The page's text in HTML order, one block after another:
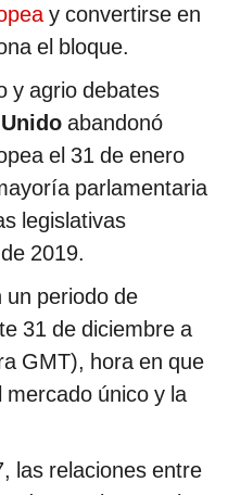
y convertirse en
el bloque.
y agrio debates
abandonó
el 31 de enero
parlamentaria
legislativas
2019.
periodo de
31 de diciembre a
GMT), hora en que
único y la
las relaciones entre